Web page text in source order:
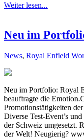
Weiter lesen...
Neu im
News, Royal Enfield
Neu im Portfolio: Royal
beauftragte die
Promotionstätigkeiten
Diverse Test-Event’s
der Schweiz umgesetzt.
der Welt! Neugierig?